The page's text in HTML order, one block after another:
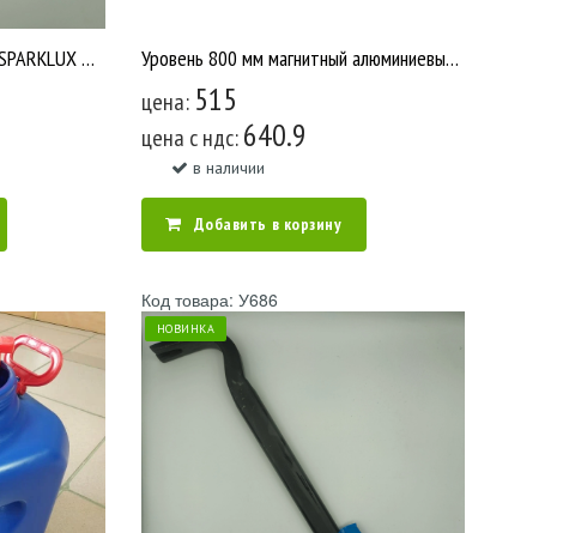
Уровень 1000мм магнитный SPARKLUX желтый 1000мм/30 У2664 Уровень 800 мм магнитный алюминиевый /20 У2203
цена: 515
цена c ндс:640.9
в наличии
Добавить в корзину
Код товара: У686
НОВИНКА